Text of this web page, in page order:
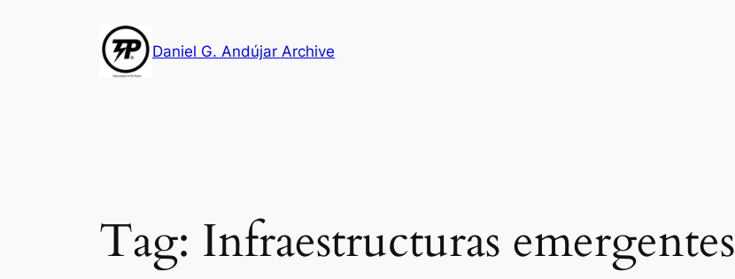
Daniel G. Andújar Archive
Tag: Infraestructuras emergentes